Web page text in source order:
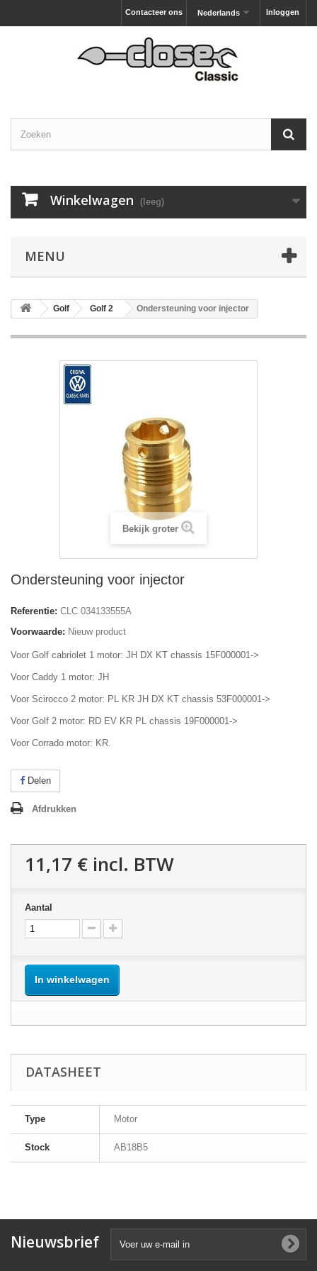
Inloggen
Nederlands
Contacteer ons
Winkelwagen (leeg)
MENU
Golf Golf 2 Ondersteuning voor injector
Bekijk groter
Ondersteuning voor injector
Referentie: CLC 034133555A
Voorwaarde: Nieuw product
Voor Golf cabriolet 1 motor: JH DX KT chassis 15F000001->
Voor Caddy 1 motor: JH
Voor Scirocco 2 motor: PL KR JH DX KT chassis 53F000001->
Voor Golf 2 motor: RD EV KR PL chassis 19F000001->
Voor Corrado motor: KR.
Delen
Afdrukken
11,17 € incl. BTW
Aantal
In winkelwagen
DATASHEET
Type Motor
Stock AB18B5
Nieuwsbrief